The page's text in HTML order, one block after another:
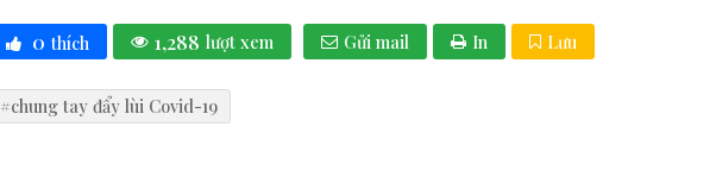
0 thích 1,288 lượt xem Gửi mail In Lưu
#chung tay đẩy lùi Covid-19